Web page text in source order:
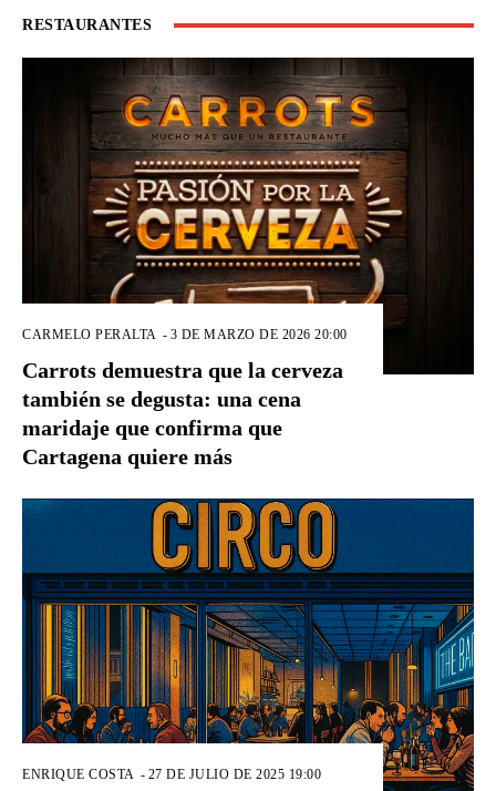
RESTAURANTES
CARMELO PERALTA - 3 DE MARZO DE 2026 20:00
Carrots demuestra que la cerveza
también se degusta: una cena
maridaje que confirma que
Cartagena quiere más
ENRIQUE COSTA - 27 DE JULIO DE 2025 19:00